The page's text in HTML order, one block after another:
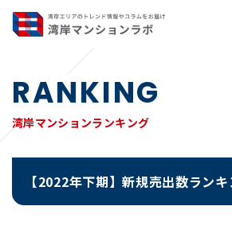
RANKING
湾岸マンションランキング
【2022年下期】新規売出数ラン